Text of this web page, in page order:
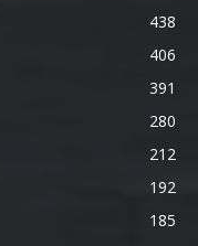
438
406
391
280
212
192
185